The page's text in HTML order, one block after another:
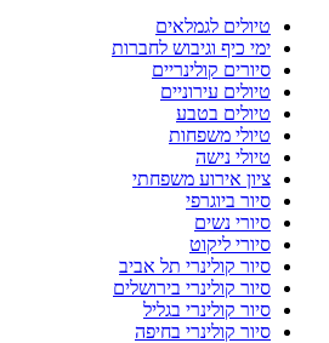
טיולים לגמלאים
ימי כיף וגיבוש לחברות
סיורים קולינריים
טיולים עירוניים
טיולים בטבע
טיולי משפחות
טיולי נישה
ציון אירוע משפחתי
סיור ביוגרפי
סיורי נשים
סיורי ליקוט
סיור קולינרי תל אביב
סיור קולינרי בירושלים
סיור קולינרי בגליל
סיור קולינרי בחיפה